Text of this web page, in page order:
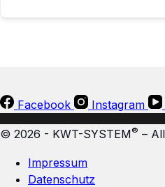
Facebook Instagram
© 2026 - KWT-SYSTEM® –
Impressum
Datenschutz